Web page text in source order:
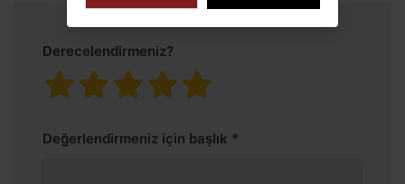
Derecelendirmeniz?
Değerlendirmeniz için başlık